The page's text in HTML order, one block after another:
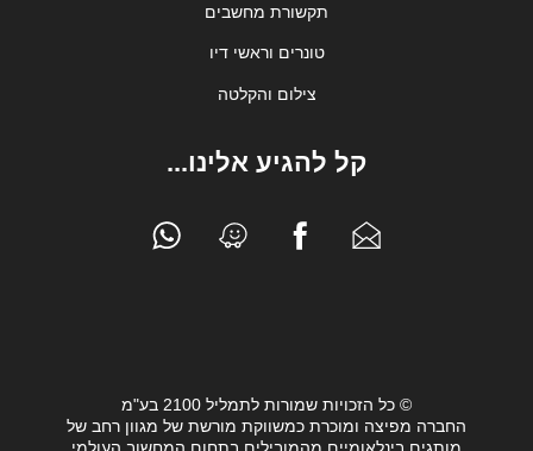
תקשורת מחשבים
טונרים וראשי דיו
צילום והקלטה
קל להגיע אלינו...
© כל הזכויות שמורות לתמליל 2100 בע"מ
החברה מפיצה ומוכרת כמשווקת מורשת של מגוון רחב של